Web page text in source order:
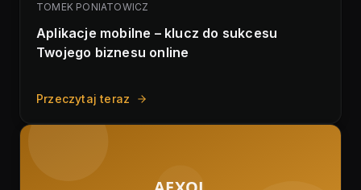
TOMEK PONIATOWICZ
Aplikacje mobilne – klucz do sukcesu
Twojego biznesu online
Przeczytaj teraz